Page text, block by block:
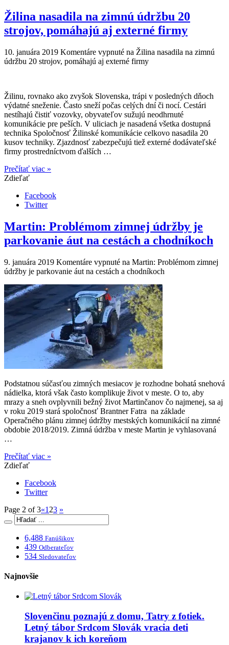
Žilina nasadila na zimnú údržbu 20
strojov, pomáhajú aj externé firmy
10. januára 2019 Komentáre vypnuté na Žilina nasadila na zimnú
údržbu 20 strojov, pomáhajú aj externé firmy
Žilinu, rovnako ako zvyšok Slovenska, trápi v posledných dňoch
výdatné sneženie. Často sneží počas celých dní či nocí. Cestári
nestíhajú čistiť vozovky, obyvateľov sužujú neodhrnuté
komunikácie pre peších. V uliciach je nasadená všetka dostupná
technika Spoločnosť Žilinské komunikácie celkovo nasadila 20
kusov techniky. Zjazdnosť zabezpečujú tiež externé dodávateľské
firmy prostredníctvom ďalších …
Prečítať viac »
Zdieľať
Facebook
Twitter
Martin: Problémom zimnej údržby je
parkovanie áut na cestách a chodníkoch
9. januára 2019 Komentáre vypnuté na Martin: Problémom zimnej
údržby je parkovanie áut na cestách a chodníkoch
Podstatnou súčasťou zimných mesiacov je rozhodne bohatá snehová
nádielka, ktorá však často komplikuje život v meste. O to, aby
mrazy a sneh ovplyvnili bežný život Martinčanov čo najmenej, sa aj
v roku 2019 stará spoločnosť Brantner Fatra na základe
Operačného plánu zimnej údržby mestských komunikácií na zimné
obdobie 2018/2019. Zimná údržba v meste Martin je vyhlasovaná
…
Prečítať viac »
Zdieľať
Facebook
Twitter
Page 2 of 3«1 23 »
6,488 Fanúšikov
439 Odberateľov
534 Sledovateľov
Najnovšie
Slovenčinu poznajú z domu, Tatry z fotiek.
Letný tábor Srdcom Slovák vracia deti
krajanov k ich koreňom